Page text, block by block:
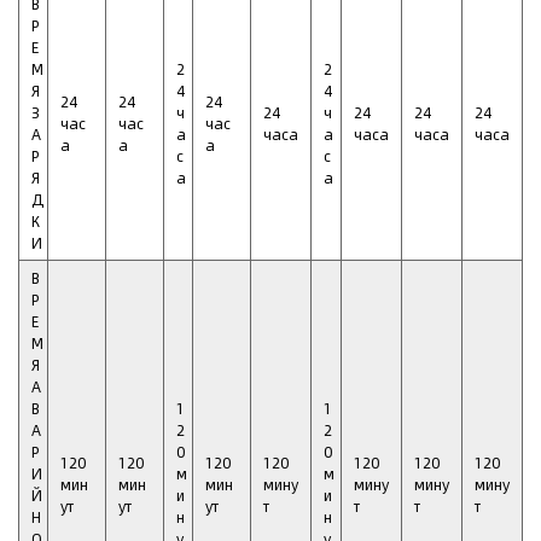
Р
Е
М
Я
З
А
Р
Я
Д
К
И
24
час
а
24
час
а
2
4
ч
а
с
а
24
час
а
24
часа
2
4
ч
а
с
а
24
часа
24
часа
24
часа
В
Р
Е
М
Я
А
В
А
Р
И
Й
Н
120
мин
ут
120
мин
ут
1
2
0
м
и
н
120
мин
ут
120
мину
т
1
2
0
м
и
н
120
мину
т
120
мину
т
120
мину
т